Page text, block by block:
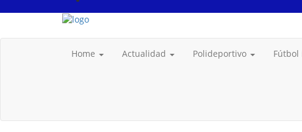
Home Actualidad Polideportivo